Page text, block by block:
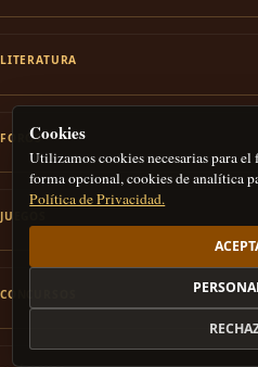
LITERATURA
FOROS
JUEGOS
CONCURSOS
Cookies
Utilizamos cookies necesarias para
forma opcional, cookies de analítica
Política de Privacidad.